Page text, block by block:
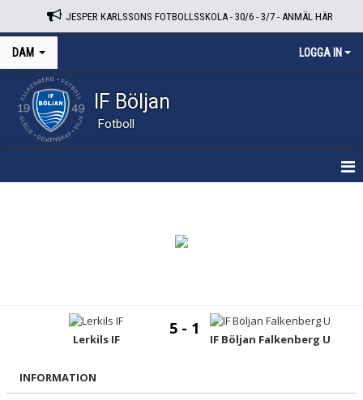
JESPER KARLSSONS FOTBOLLSSKOLA - 30/6 - 3/7 - ANMÄL HÄR
DAM LOGGA IN
IF Böljan
Fotboll
DOKUMENT
Lerkils IF
5 - 1
IF Böljan Falkenberg U
INFORMATION